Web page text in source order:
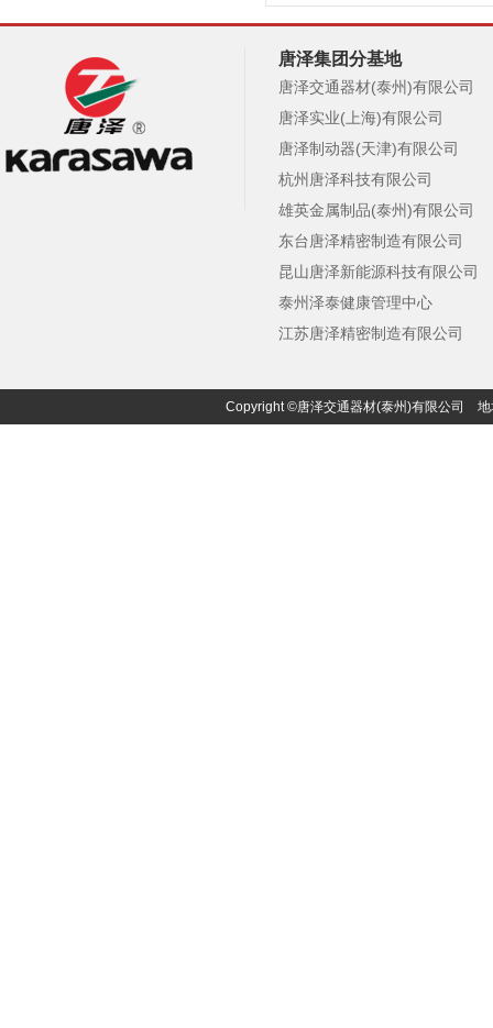
唐泽集团分基地
唐泽交通器材(泰州)有限公司
唐泽实业(上海)有限公司
唐泽制动器(天津)有限公司
杭州唐泽科技有限公司
雄英金属制品(泰州)有限公司
东台唐泽精密制造有限公司
昆山唐泽新能源科技有限公司
泰州泽泰健康管理中心
江苏唐泽精密制造有限公司
Copyright ©唐泽交通器材(泰州)有限公司